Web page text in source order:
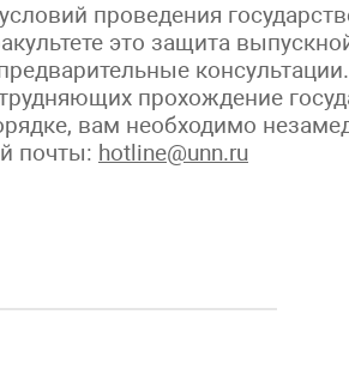
проведения
это защита
прохождение
вам необходимо
почты: hotline@unn.ru